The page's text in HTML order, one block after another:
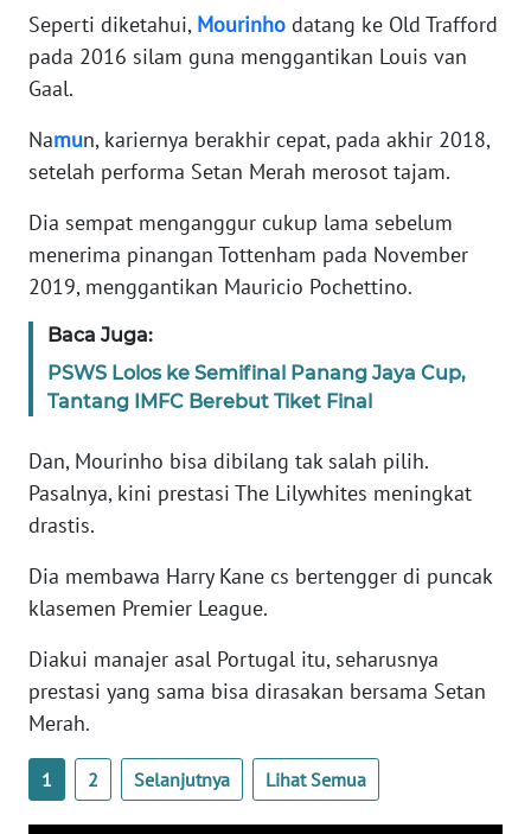
Seperti diketahui, Mourinho datang ke Old Trafford
pada 2016 silam guna menggantikan Louis van
Gaal.
Namun, kariernya berakhir cepat, pada akhir 2018,
setelah performa Setan Merah merosot tajam.
Dia sempat menganggur cukup lama sebelum
menerima pinangan Tottenham pada November
2019, menggantikan Mauricio Pochettino.
Baca Juga:
PSWS Lolos ke Semifinal Panang Jaya Cup,
Tantang IMFC Berebut Tiket Final
Dan, Mourinho bisa dibilang tak salah pilih.
Pasalnya, kini prestasi The Lilywhites meningkat
drastis.
Dia membawa Harry Kane cs bertengger di puncak
klasemen Premier League.
Diakui manajer asal Portugal itu, seharusnya
prestasi yang sama bisa dirasakan bersama Setan
Merah.
1 2 Selanjutnya Lihat Semua
IKLAN
TENTANG
PEDOMAN
SIBER
REDAKSI
Wahana
News
Regional
WN
SUMUT
JAKARTA
WN
JABAR